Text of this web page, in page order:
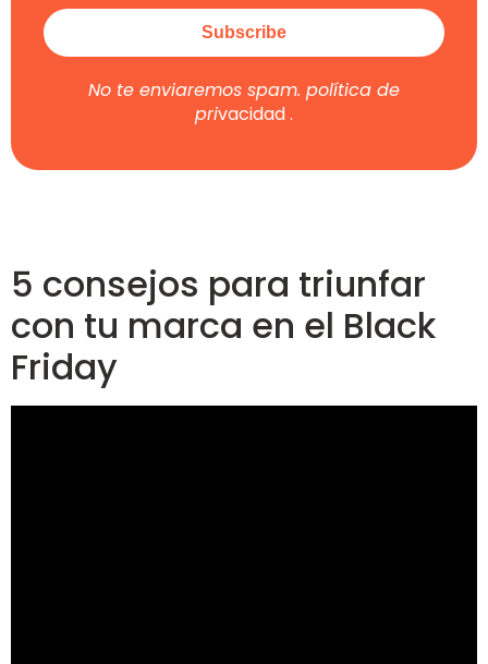
No te enviaremos spam. política de
privacidad.
5 consejos para triunfar
con tu marca en el Black
Friday